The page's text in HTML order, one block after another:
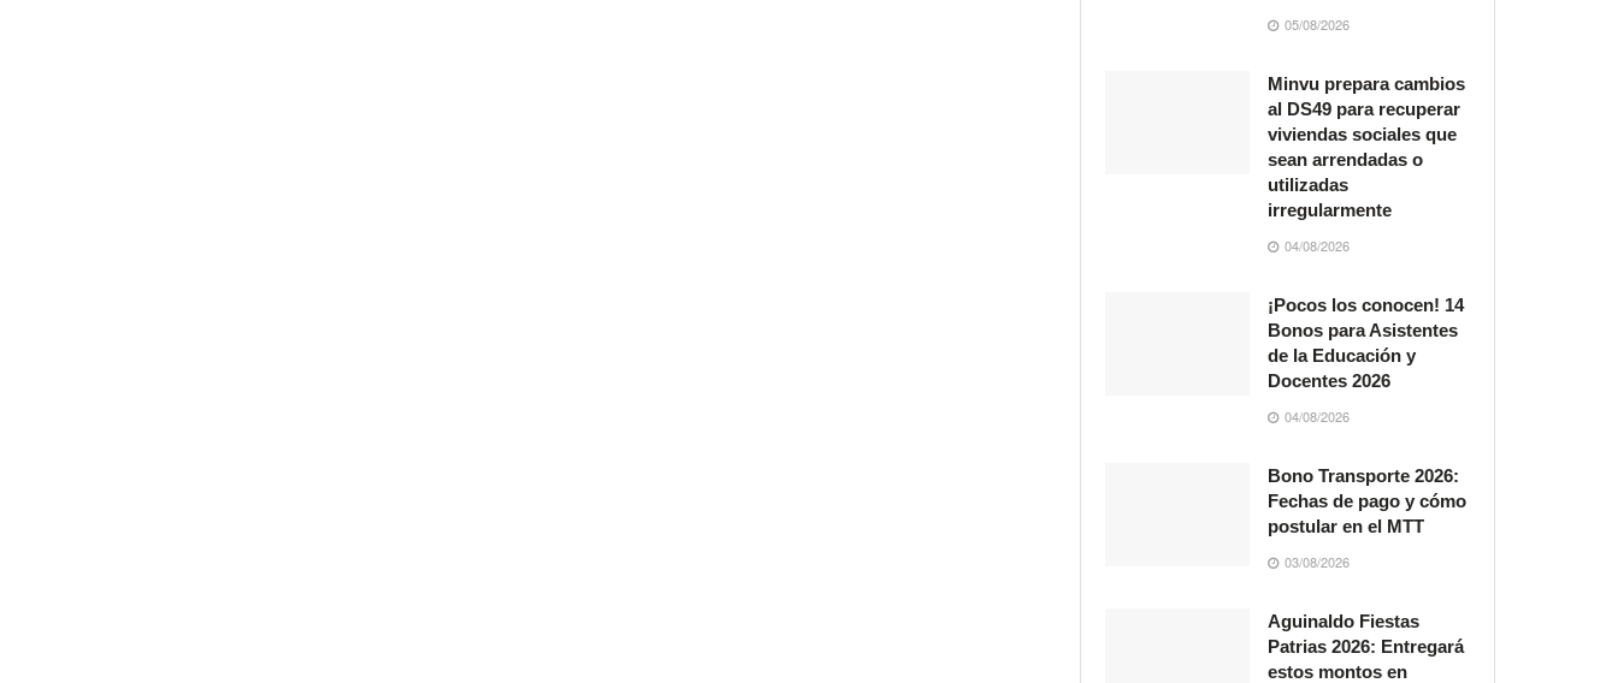
05/08/2026
Minvu prepara cambios
al DS49 para recuperar
viviendas sociales que
sean arrendadas o
utilizadas
irregularmente
04/08/2026
¡Pocos los conocen! 14
Bonos para Asistentes
de la Educación y
Docentes 2026
04/08/2026
Bono Transporte 2026:
Fechas de pago y cómo
postular en el MTT
03/08/2026
Aguinaldo Fiestas
Patrias 2026: Entregará
estos montos en